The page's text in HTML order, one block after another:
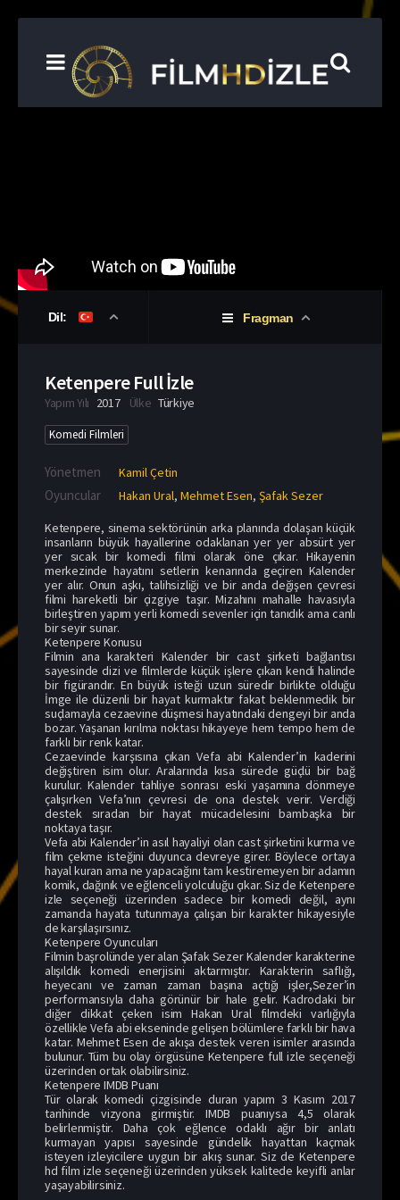
Dil: Fragman
Ketenpere Full İzle
Yapım Yılı 2017 Ülke Türkiye
Komedi Filmleri
Yönetmen Kamil Çetin
Oyuncular Hakan Ural, Mehmet Esen, Şafak Sezer
Ketenpere, sinema sektörünün arka planında dolaşan küçük
insanların büyük hayallerine odaklanan yer yer absürt yer
yer sıcak bir komedi filmi olarak öne çıkar. Hikayenin
merkezinde hayatını setlerin kenarında geçiren Kalender
yer alır. Onun aşkı, talihsizliği ve bir anda değişen çevresi
filmi hareketli bir çizgiye taşır. Mizahını mahalle havasıyla
birleştiren yapım yerli komedi sevenler için tanıdık ama canlı
bir seyir sunar.
Ketenpere Konusu
Filmin ana karakteri Kalender bir cast şirketi bağlantısı
sayesinde dizi ve filmlerde küçük işlere çıkan kendi halinde
bir figürandır. En büyük isteği uzun süredir birlikte olduğu
İmge ile düzenli bir hayat kurmaktır fakat beklenmedik bir
suçlamayla cezaevine düşmesi hayatındaki dengeyi bir anda
bozar. Yaşanan kırılma noktası hikayeye hem tempo hem de
farklı bir renk katar.
Cezaevinde karşısına çıkan Vefa abi Kalender’in kaderini
değiştiren isim olur. Aralarında kısa sürede güçlü bir bağ
kurulur. Kalender tahliye sonrası eski yaşamına dönmeye
çalışırken Vefa’nın çevresi de ona destek verir. Verdiği
destek sıradan bir hayat mücadelesini bambaşka bir
noktaya taşır.
Vefa abi Kalender’in asıl hayaliyi olan cast şirketini kurma ve
film çekme isteğini duyunca devreye girer. Böylece ortaya
hayal kuran ama ne yapacağını tam kestiremeyen bir adamın
komik, dağınık ve eğlenceli yolculuğu çıkar. Siz de Ketenpere
izle seçeneği üzerinden sadece bir komedi değil, aynı
zamanda hayata tutunmaya çalışan bir karakter hikayesiyle
de karşılaşırsınız.
Ketenpere Oyuncuları
Filmin başrolünde yer alan Şafak Sezer Kalender karakterine
alışıldık komedi enerjisini aktarmıştır. Karakterin saflığı,
heyecanı ve zaman zaman başına açtığı işler,Sezer’in
performansıyla daha görünür bir hale gelir. Kadrodaki bir
diğer dikkat çeken isim Hakan Ural filmdeki varlığıyla
özellikle Vefa abi ekseninde gelişen bölümlere farklı bir hava
katar. Mehmet Esen de akışa destek veren isimler arasında
bulunur. Tüm bu olay örgüsüne Ketenpere full izle seçeneği
üzerinden ortak olabilirsiniz.
Ketenpere IMDB Puanı
Tür olarak komedi çizgisinde duran yapım 3 Kasım 2017
tarihinde vizyona girmiştir. IMDB puanıysa 4,5 olarak
belirlenmiştir. Daha çok eğlence odaklı ağır bir anlatı
kurmayan yapısı sayesinde gündelik hayattan kaçmak
isteyen izleyicilere uygun bir akış sunar. Siz de Ketenpere
hd film izle seçeneği üzerinden yüksek kalitede keyifli anlar
yaşayabilirsiniz.